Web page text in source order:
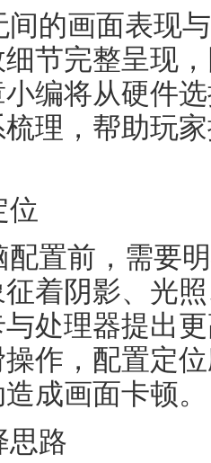
间的画面表现
节完整呈现
编将从硬件
理，帮助玩
位
配置前，需要
着阴影、光
处理器提出
作，配置定
成画面卡顿。
思路